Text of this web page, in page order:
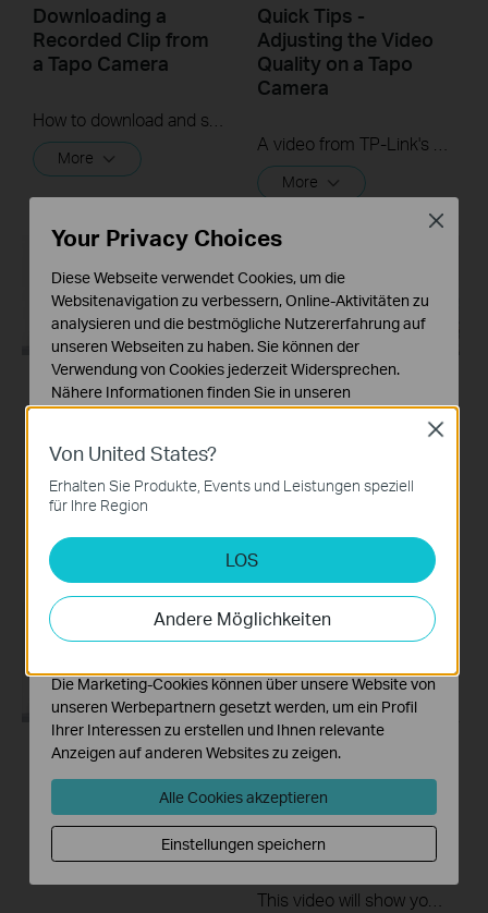
Downloading a
Recorded Clip from
a Tapo Camera
More
Quick Tips -
Adjusting the Video
Quality on a Tapo
Camera
More
How to Mount Your
Camera to a Wall:
Tapo C200/Tapo
C210/ TC70
How to Install
Camera: Tapo
C200/Tapo C210/
Tapo Pan&Tilt Wi-Fi
Camera: Tapo
C200/Tapo C210/
TC70
Link your TP-Link
Tapo Account to
Google Assistant
This video will show you how to link your TP-Link Tapo account to Google Assistant
Von United States?
Erhalten Sie Produkte, Events und Leistungen speziell
für Ihre Region
LOS
Andere Möglichkeiten
Close
Your Privacy Choices
Diese Webseite verwendet Cookies, um die
Websitenavigation zu verbessern, Online-Aktivitäten zu
analysieren und die bestmögliche Nutzererfahrung auf
unseren Webseiten zu haben. Sie können der
Verwendung von Cookies jederzeit Widersprechen.
Nähere Informationen finden Sie in unseren
Datenschutzhinweisen.
Notwendige Cookies
Diese Cookies sind zur Funktion der Website
erforderlich und können in Ihren Systemen nicht
Analyse- und Marketing-Cookies
Analyse-Cookies ermöglichen es uns, Ihre Aktivitäten
auf unserer Website zu analysieren, um die
Funktionsweise unserer Website zu verbessern und
Die Marketing-Cookies können über unsere Website von
unseren Werbepartnern gesetzt werden, um ein Profil
Ihrer Interessen zu erstellen und Ihnen relevante
Anzeigen auf anderen Websites zu zeigen.
Alle Cookies akzeptieren
Einstellungen speichern
Close